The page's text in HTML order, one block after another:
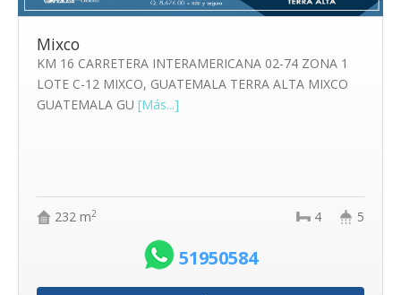
Mixco
KM 16 CARRETERA INTERAMERICANA 02-74 ZONA 1
LOTE C-12 MIXCO, GUATEMALA TERRA ALTA MIXCO
GUATEMALA GU [Más...]
232 m2 5
4
51950584